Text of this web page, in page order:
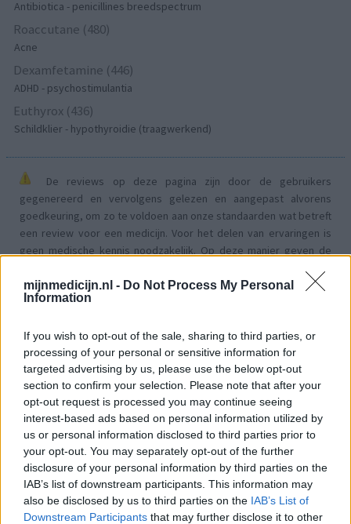
mijnmedicijn.nl - Do Not Process My Personal
Information
If you wish to opt-out of the sale, sharing to third parties, or
processing of your personal or sensitive information for
targeted advertising by us, please use the below opt-out
section to confirm your selection. Please note that after your
opt-out request is processed you may continue seeing
interest-based ads based on personal information utilized by
us or personal information disclosed to third parties prior to
your opt-out. You may separately opt-out of the further
disclosure of your personal information by third parties on the
IAB’s list of downstream participants. This information may
also be disclosed by us to third parties on the IAB’s List of
Downstream Participants that may further disclose it to other
Antibiotica - penicillines breedspectrum
Roaccutane (480)
Acne
Dexamfetamine (446)
ADHD - psychostimulantia
Euthyrox (436)
Schildklier - hypothyroidie (traagwerkend)
De reviews op deze pagina zijn door de gebruikers
gegenereerd en vervolgens gelezen en aangepast alvorens
goedkeuring, om zo te voldoen aan onze standaarden wat betreft
een review voor een medicijn. Voor het delen van ervaringen is
geen medische kennis noodzakelijk. Op deze manier geven de
die van de eigenaar van deze website. Denk er aan dat de
ervaringen kunnen verschillen van persoon tot persoon en dat u
apotheker.